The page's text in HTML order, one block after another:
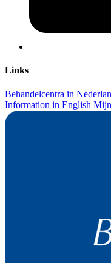
Links
Behandelcentra in
Information in English